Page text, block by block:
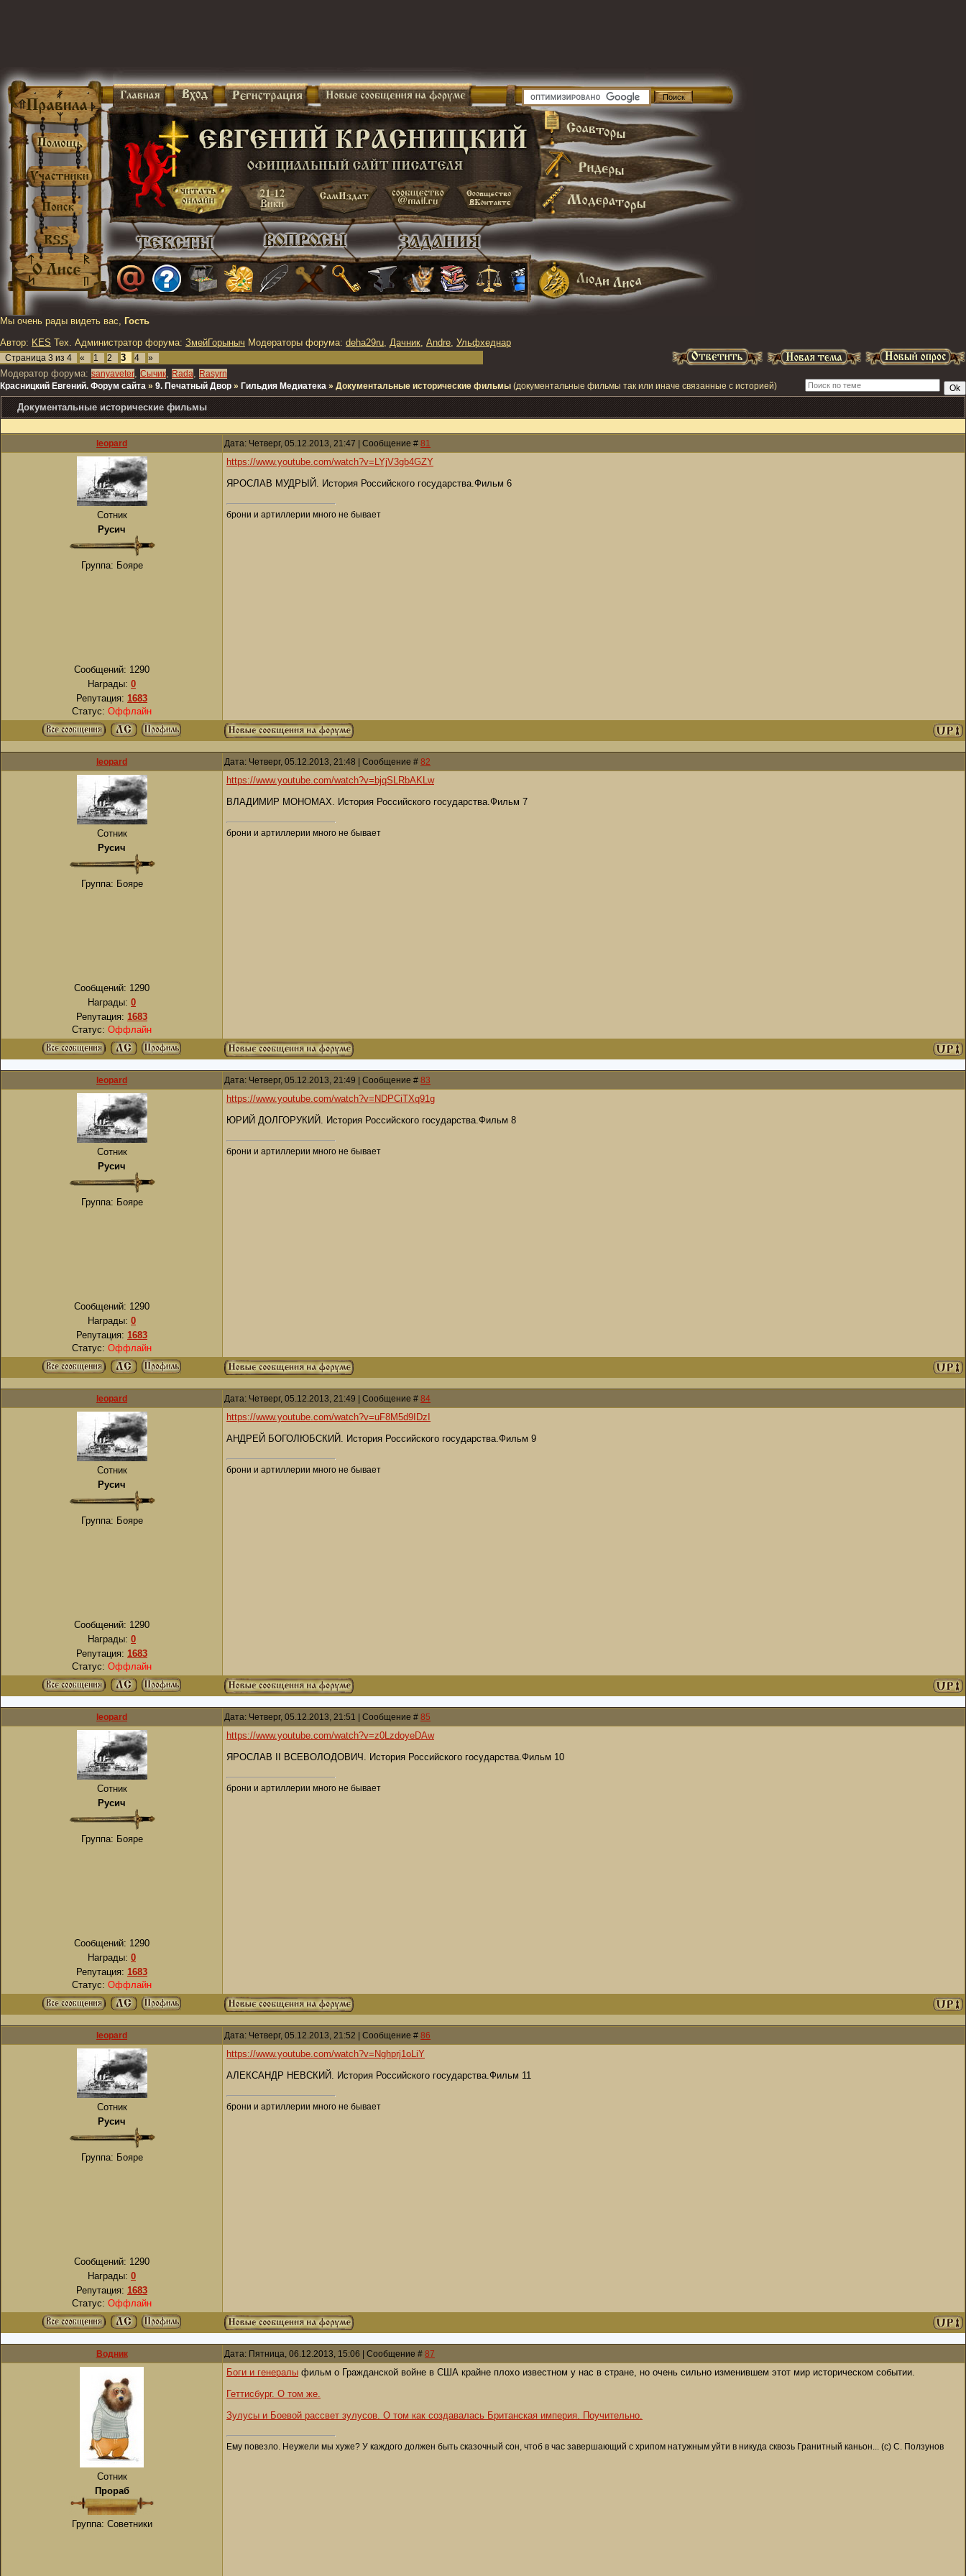
Мы очень рады видеть вас, Гость
Автор: KES Тех. Администратор форума: ЗмейГорыныч Модераторы форума: deha29ru, Дачник, Andre, Ульфхеднар
Страница 3 из 4 « 1 2 3 4 »
Модератор форума: sanyaveter, Сычик, Rada, Rasyrn
Красницкий Евгений. Форум сайта » 9. Печатный Двор » Гильдия Медиатека » Документальные исторические фильмы (документальные фильмы так или иначе связанные с историей)
Документальные исторические фильмы
leopard Дата: Четверг, 05.12.2013, 21:47 | Сообщение # 81
Сотник
Русич
Группа: Бояре
Сообщений: 1290
Награды: 0
Репутация: 1683
Статус: Оффлайн
https://www.youtube.com/watch?v=LYjV3gb4GZY
ЯРОСЛАВ МУДРЫЙ. История Российского государства.Фильм 6
брони и артиллерии много не бывает
leopard Дата: Четверг, 05.12.2013, 21:48 | Сообщение # 82
Сотник
Русич
Группа: Бояре
Сообщений: 1290
Награды: 0
Репутация: 1683
Статус: Оффлайн
https://www.youtube.com/watch?v=bjqSLRbAKLw
ВЛАДИМИР МОНОМАХ. История Российского государства.Фильм 7
брони и артиллерии много не бывает
leopard Дата: Четверг, 05.12.2013, 21:49 | Сообщение # 83
Сотник
Русич
Группа: Бояре
Сообщений: 1290
Награды: 0
Репутация: 1683
Статус: Оффлайн
https://www.youtube.com/watch?v=NDPCiTXq91g
ЮРИЙ ДОЛГОРУКИЙ. История Российского государства.Фильм 8
брони и артиллерии много не бывает
leopard Дата: Четверг, 05.12.2013, 21:49 | Сообщение # 84
Сотник
Русич
Группа: Бояре
Сообщений: 1290
Награды: 0
Репутация: 1683
Статус: Оффлайн
https://www.youtube.com/watch?v=uF8M5d9IDzI
АНДРЕЙ БОГОЛЮБСКИЙ. История Российского государства.Фильм 9
брони и артиллерии много не бывает
leopard Дата: Четверг, 05.12.2013, 21:51 | Сообщение # 85
Сотник
Русич
Группа: Бояре
Сообщений: 1290
Награды: 0
Репутация: 1683
Статус: Оффлайн
https://www.youtube.com/watch?v=z0LzdoyeDAw
ЯРОСЛАВ II ВСЕВОЛОДОВИЧ. История Российского государства.Фильм 10
брони и артиллерии много не бывает
leopard Дата: Четверг, 05.12.2013, 21:52 | Сообщение # 86
Сотник
Русич
Группа: Бояре
Сообщений: 1290
Награды: 0
Репутация: 1683
Статус: Оффлайн
https://www.youtube.com/watch?v=Nghprj1oLiY
АЛЕКСАНДР НЕВСКИЙ. История Российского государства.Фильм 11
брони и артиллерии много не бывает
Водник Дата: Пятница, 06.12.2013, 15:06 | Сообщение # 87
Сотник
Прораб
Группа: Советники
Боги и генералы фильм о Гражданской войне в США крайне плохо известном у нас в стране, но очень сильно изменившем этот мир историческом событии.
Геттисбург. О том же.
Зулусы и Боевой рассвет зулусов. О том как создавалась Британская империя. Поучительно.
Ему повезло. Неужели мы хуже? У каждого должен быть сказочный сон, чтоб в час завершающий с хрипом натужным уйти в никуда сквозь Гранитный каньон... (с) С. Ползунов